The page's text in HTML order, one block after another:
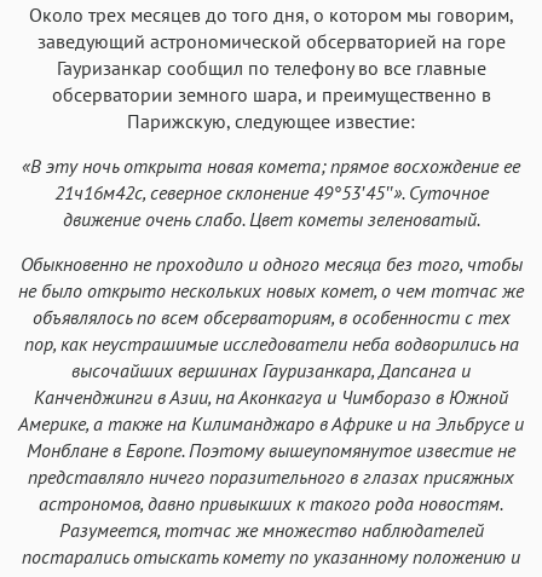
Около трех месяцев до того дня, о котором мы говорим,
заведующий астрономической обсерваторией на горе
Гауризанкар сообщил по телефону во все главные
обсерватории земного шара, и преимущественно в
Парижскую, следующее известие:
«В эту ночь открыта новая комета; прямое восхождение ее
21ч16м42с, северное склонение 49°53′45″». Суточное
движение очень слабо. Цвет кометы зеленоватый.
Обыкновенно не проходило и одного месяца без того, чтобы
не было открыто нескольких новых комет, о чем тотчас же
объявлялось по всем обсерваториям, в особенности с тех
пор, как неустрашимые исследователи неба водворились на
высочайших вершинах Гауризанкара, Дапсанга и
Канченджинги в Азии, на Аконкагуа и Чимборазо в Южной
Америке, а также на Килиманджаро в Африке и на Эльбрусе и
Монблане в Европе. Поэтому вышеупомянутое известие не
представляло ничего поразительного в глазах присяжных
астрономов, давно привыкших к такого рода новостям.
Разумеется, тотчас же множество наблюдателей
постарались отыскать комету по указанному положению и